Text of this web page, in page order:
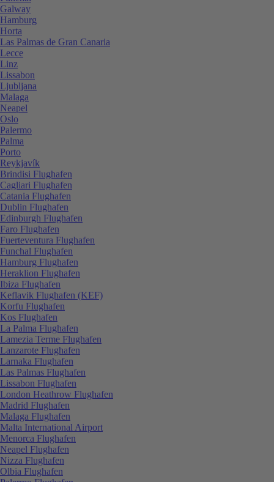
Galway
Hamburg
Horta
Las Palmas de Gran Canaria
Lecce
Linz
Lissabon
Ljubljana
Malaga
Neapel
Oslo
Palermo
Palma
Porto
Reykjavík
Brindisi Flughafen
Cagliari Flughafen
Catania Flughafen
Dublin Flughafen
Edinburgh Flughafen
Faro Flughafen
Fuerteventura Flughafen
Funchal Flughafen
Hamburg Flughafen
Heraklion Flughafen
Ibiza Flughafen
Keflavik Flughafen (KEF)
Korfu Flughafen
Kos Flughafen
La Palma Flughafen
Lamezia Terme Flughafen
Lanzarote Flughafen
Larnaka Flughafen
Las Palmas Flughafen
Lissabon Flughafen
London Heathrow Flughafen
Madrid Flughafen
Malaga Flughafen
Malta International Airport
Menorca Flughafen
Neapel Flughafen
Nizza Flughafen
Olbia Flughafen